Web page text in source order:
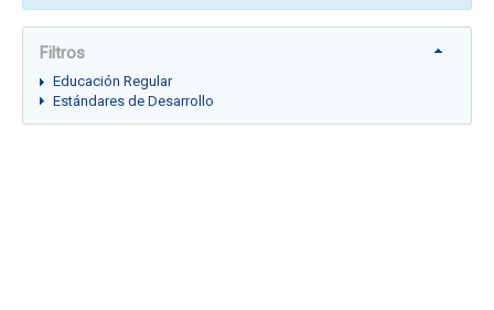
Filtros
Educación Regular
Estándares de Desarrollo